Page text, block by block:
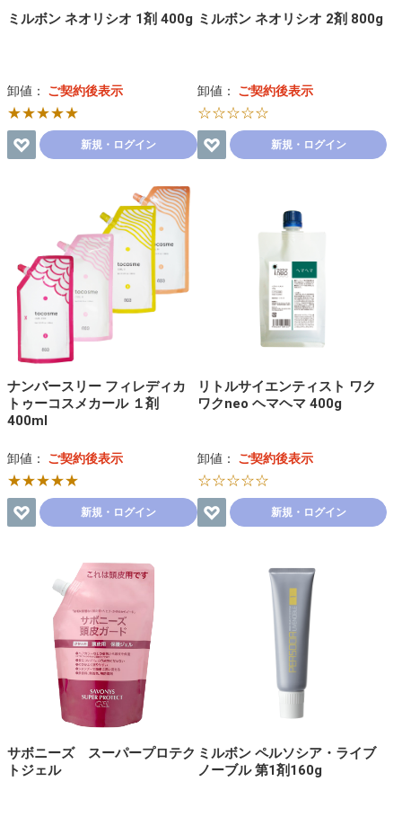
ミルボン ネオリシオ 1剤 400g
卸値： ご契約後表示
★★★★★
新規・ログイン
ミルボン ネオリシオ 2剤 800g
卸値： ご契約後表示
☆☆☆☆☆
新規・ログイン
ナンバースリー フィレディカ
トゥーコスメカール １剤
400ml
卸値： ご契約後表示
★★★★★
新規・ログイン
リトルサイエンティスト ワク
ワクneo ヘマヘマ 400g
卸値： ご契約後表示
☆☆☆☆☆
新規・ログイン
サボニーズ スーパープロテク
トジェル
ミルボン ペルソシア・ライブ
ノーブル 第1剤160g